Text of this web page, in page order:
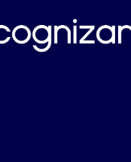
B
Banking as a
Bedrägeri med